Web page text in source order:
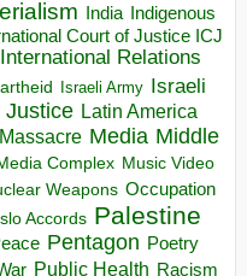
India Indigenous
Court of Justice ICJ
International Relations
Israeli Army Israeli
Justice Latin America
Massacre Media Middle
Complex Music Video
Weapons Occupation
Accords Palestine
Pentagon Poetry
Public Health Racism